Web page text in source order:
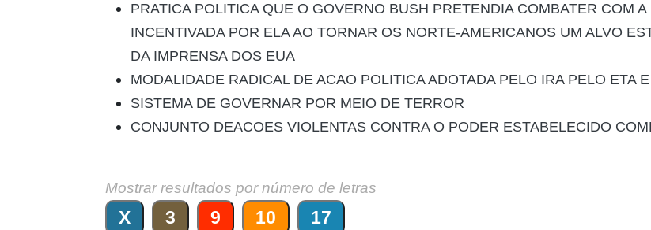
PRATICA POLITICA QUE O GOVERNO BUSH PRETENDIA COMBATER COM
INCENTIVADA POR ELA AO TORNAR OS NORTE-AMERICANOS UM ALVO
DA IMPRENSA DOS EUA
MODALIDADE RADICAL DE ACAO POLITICA ADOTADA PELO IRA PELO ETA
SISTEMA DE GOVERNAR POR MEIO DE TERROR
CONJUNTO DEACOES VIOLENTAS CONTRA O PODER ESTABELECIDO
Mostrar resultados por número de letras
X 3 9 10 17